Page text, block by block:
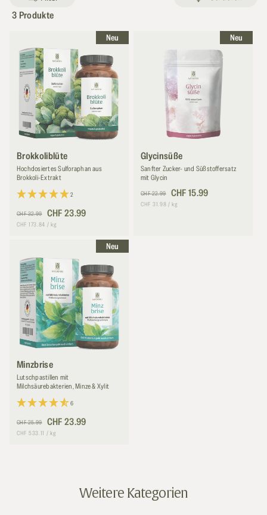
r
i
e
:
3 Produkte
neu
Brokkoliblüte
Hochdosiertes Sulforaphan aus
Brokkoli-Extrakt
2
Normaler
Preis
CHF 32.99
VerkaufspreisCHF 23.99
Grundpreis
CHF 173.84 / pro
kg
neu
Glycinsüße
Sanfter Zucker- und Süßstoffersatz
mit Glycin
Normaler
Preis
CHF 22.99
VerkaufspreisCHF 15.99
Grundpreis
CHF 31.98 / pro
kg
neu
Minzbrise
Lutschpastillen mit
Milchsäurebakterien, Minze & Xylit
6
Normaler
Preis
CHF 25.99
VerkaufspreisCHF 23.99
Grundpreis
CHF 533.11 / pro
kg
Weitere Kategorien